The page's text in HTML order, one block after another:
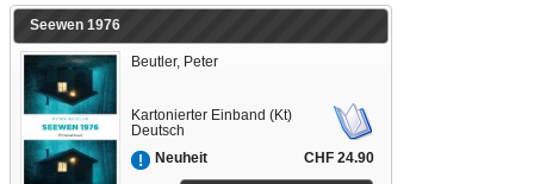
Seewen 1976
Beutler, Peter
Kartonierter Einband (Kt)
Deutsch
Neuheit
CHF 24.90